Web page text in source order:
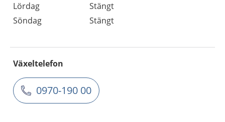
Lördag
Stängt
Söndag
Stängt
Växeltelefon
0970-190 00